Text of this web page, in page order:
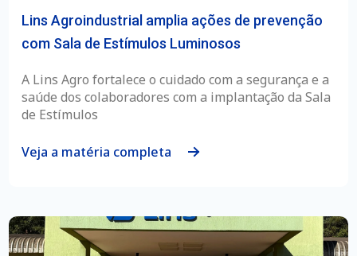
Lins Agroindustrial amplia ações de prevenção
com Sala de Estímulos Luminosos
A Lins Agro fortalece o cuidado com a segurança e a
saúde dos colaboradores com a implantação da Sala
de Estímulos
Veja a matéria completa